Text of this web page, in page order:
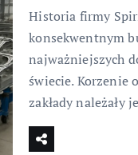
Historia firmy
konsekwentnym
najważniejszych
świecie. Korzenie
zakłady należały